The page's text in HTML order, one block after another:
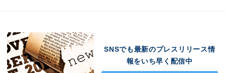
SNSでも最新のプレスリリース情
報をいち早く配信中